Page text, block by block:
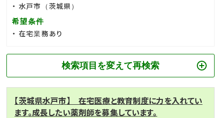
水戸市（茨城県）
希望条件
在宅業務あり
検索項目を変えて再検索
【茨城県水戸市】 在宅医療と教育制度に力を入れてい
ます。成長したい薬剤師を募集しています。